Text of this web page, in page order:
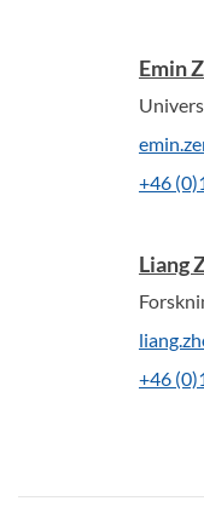
Emin
+46
Liang
+46